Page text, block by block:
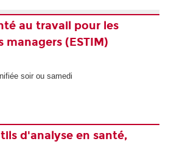
au travail pour les
managers (ESTIM)
soir ou samedi
d'analyse en santé,